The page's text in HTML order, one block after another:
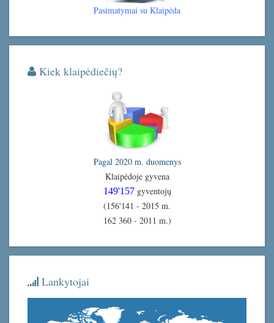
Pasimatymai su Klaipėda
Kiek klaipėdiečių?
Pagal 2020 m. duomenys
Klaipėdoje gyvena
149'157 gyventojų
(156'141 - 2015 m.
162 360 - 2011 m.)
Lankytojai